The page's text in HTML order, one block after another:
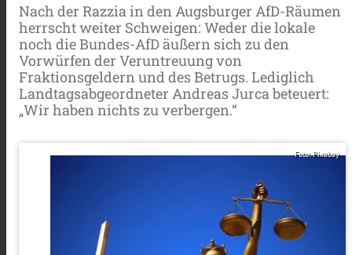
Nach der Razzia in den Augsburger AfD-Räumen
herrscht weiter Schweigen: Weder die lokale
noch die Bundes-AfD äußern sich zu den
Vorwürfen der Veruntreuung von
Fraktionsgeldern und des Betrugs. Lediglich
Landtagsabgeordneter Andreas Jurca beteuert:
„Wir haben nichts zu verbergen.“
Foto: Pixabay